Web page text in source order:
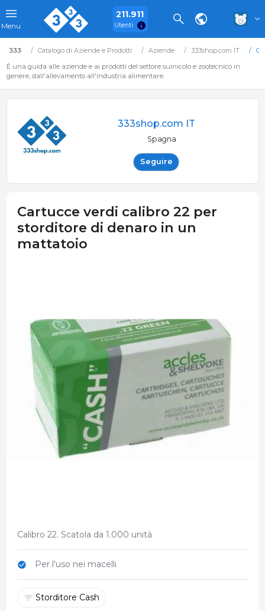
Menu
211.911
Utenti
333 Catalogo di Aziende e Prodotti Aziende 333shop.com IT
È una guida alle aziende e ai prodotti del settore suinicolo e zootecnico in
genere, dall'allevamento all'industria alimentare.
333shop.com IT
Spagna
Seguire
Cartucce verdi calibro 22 per
storditore di denaro in un
mattatoio
Calibro 22. Scatola da 1.000 unità
Per l'uso nei macelli
Storditore Cash